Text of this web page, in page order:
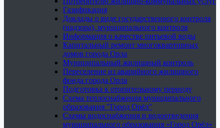
Газификация
Доклады о виде государственного контроля
(надзора), муниципального контроля
Информация о качестве питьевой воды
Капитальный ремонт многоквартирных
домов города Орла
Муниципальный жилищный контроль
Переселение из аварийного жилищного
фонда города Орла
Подготовка к отопительному периоду
Схема теплоснабжения муниципального
образования "Город Орёл"
Схемы водоснабжения и водоотведения
муниципального образования «Город Орёл»